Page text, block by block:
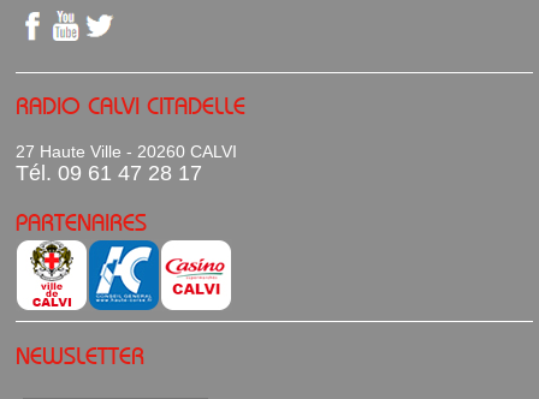
RADIO CALVI CITADELLE
27 Haute Ville - 20260 CALVI
Tél. 09 61 47 28 17
PARTENAIRES
NEWSLETTER